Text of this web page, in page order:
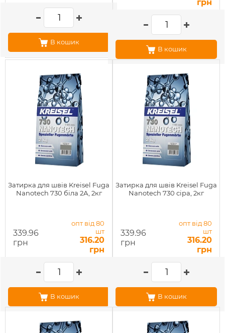
В кошик
грн
В кошик
Затирка для швів Kreisel Fuga
Nanotech 730 біла 2А, 2кг
339.96
грн
опт від 80
шт
316.20
грн
В кошик
Затирка для швів Kreisel Fuga
Nanotech 730 сіра, 2кг
339.96
грн
опт від 80
шт
316.20
грн
В кошик